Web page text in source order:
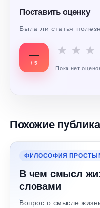
Поставить оценку
Была ли статья
—
/ 5
★ ★ ★
Пока нет
Похожие
ФИЛОСОФИЯ
В чем смысл
словами
Вопрос о смысле